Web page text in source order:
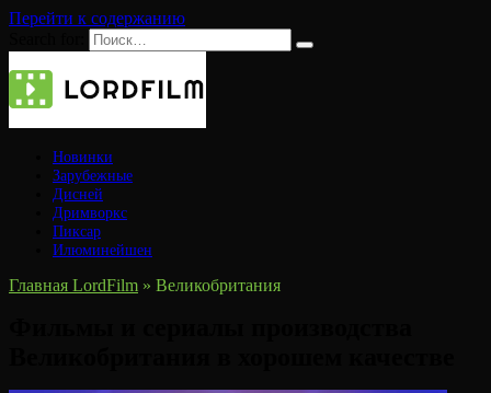
Перейти к содержанию
Новинки
Зарубежные
Дисней
Дримворкс
Пиксар
Илюминейшен
Главная LordFilm » Великобритания